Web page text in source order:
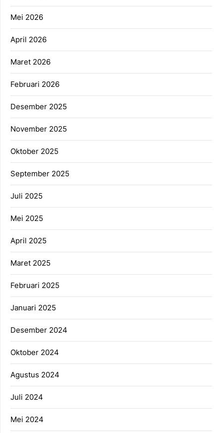
Mei 2026
April 2026
Maret 2026
Februari 2026
Desember 2025
November 2025
Oktober 2025
September 2025
Juli 2025
Mei 2025
April 2025
Maret 2025
Februari 2025
Januari 2025
Desember 2024
Oktober 2024
Agustus 2024
Juli 2024
Mei 2024